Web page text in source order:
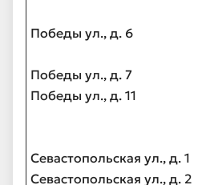
Победы ул., д. 6
Победы ул., д. 7
Победы ул., д. 11
Севастопольская ул., д. 1
Севастопольская ул., д. 2